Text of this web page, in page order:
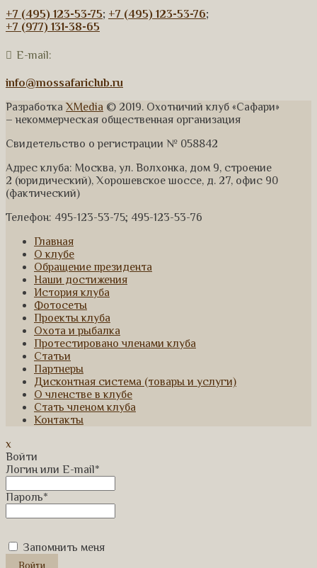
+7 (495) 123-53-75; +7 (495) 123-53-76;
+7 (977) 131-38-65
E-mail:
info@mossafariclub.ru
Разработка XMedia © 2019. Охотничий клуб «Сафари»
– некоммерческая общественная организация
Свидетельство о регистрации № 058842
Адрес клуба: Москва, ул. Волхонка, дом 9, строение
2 (юридический), Хорошевское шоссе, д. 27, офис 90
(фактический)
Телефон: 495-123-53-75; 495-123-53-76
Главная
О клубе
Обращение президента
Наши достижения
История клуба
Фотосеты
Проекты клуба
Охота и рыбалка
Протестировано членами клуба
Статьи
Партнеры
Дисконтная система (товары и услуги)
О членстве в клубе
Стать членом клуба
Контакты
x
Войти
Логин или E-mail*
Пароль*
Запомнить меня